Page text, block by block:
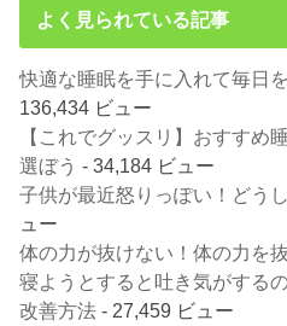
よく見られている記事
快適な睡眠を手に入れて毎日
136,434 ビュー
【これでグッスリ】おすすめ
選ぼう - 34,184 ビュー
子供が最近怒りっぽい！どう
ュー
体の力が抜けない！体の力を
寝ようとすると吐き気がする
改善方法 - 27,459 ビュー